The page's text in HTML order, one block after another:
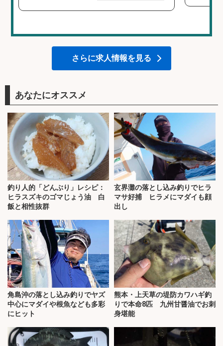
さらに求人情報を見る
あなたにオススメ
釣り人的「どんぶり」レシピ：
ヒラスズキのゴマじょう油 白
飯と相性抜群
玄界灘の落とし込み釣りでヒラ
マサ好捕 ヒラメにマダイも顔
出し
角島沖の落とし込み釣りでヤズ
中心にマダイや根魚なども多彩
にヒット
熊本・上天草の堤防カワハギ釣
りで本命8匹 九州甘醤油でお刺
身堪能